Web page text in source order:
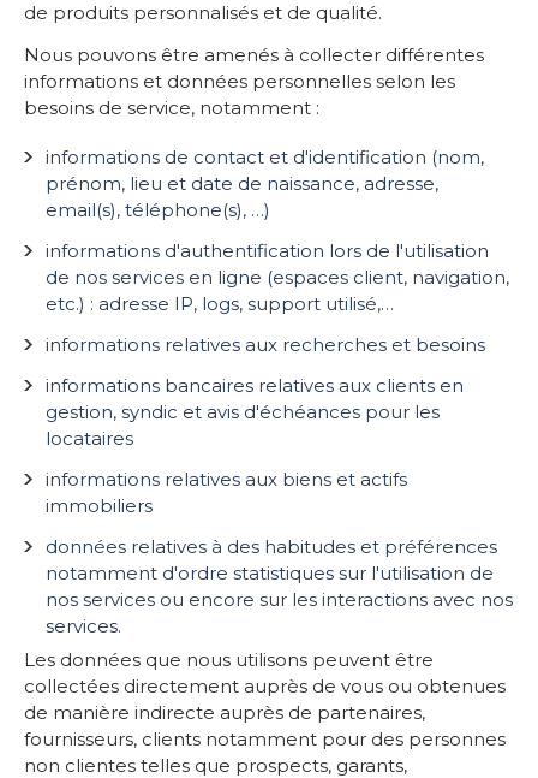
de produits personnalisés et de qualité.
Nous pouvons être amenés à collecter différentes
informations et données personnelles selon les
besoins de service, notamment :
informations de contact et d'identification (nom,
prénom, lieu et date de naissance, adresse,
email(s), téléphone(s), …)
informations d'authentification lors de l'utilisation
de nos services en ligne (espaces client, navigation,
etc.) : adresse IP, logs, support utilisé,…
informations relatives aux recherches et besoins
informations bancaires relatives aux clients en
gestion, syndic et avis d'échéances pour les
locataires
informations relatives aux biens et actifs
immobiliers
données relatives à des habitudes et préférences
notamment d'ordre statistiques sur l'utilisation de
nos services ou encore sur les interactions avec nos
services.
Les données que nous utilisons peuvent être
collectées directement auprès de vous ou obtenues
de manière indirecte auprès de partenaires,
fournisseurs, clients notamment pour des personnes
non clientes telles que prospects, garants,